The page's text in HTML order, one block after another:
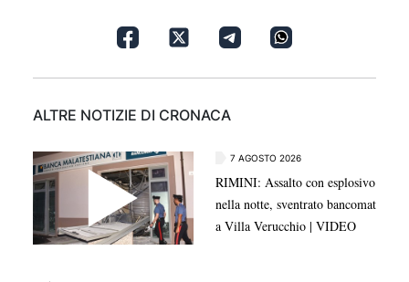
ALTRE NOTIZIE DI CRONACA
7 AGOSTO 2026
RIMINI: Assalto con esplosivo
nella notte, sventrato bancomat
a Villa Verucchio | VIDEO